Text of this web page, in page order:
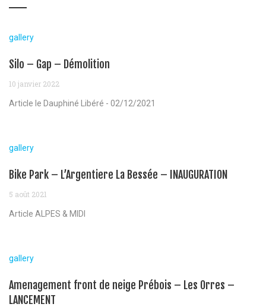
gallery
Silo – Gap – Démolition
10 janvier 2022
Article le Dauphiné Libéré - 02/12/2021
gallery
Bike Park – L’Argentiere La Bessée – INAUGURATION
5 août 2021
Article ALPES & MIDI
gallery
Amenagement front de neige Prébois – Les Orres –
LANCEMENT